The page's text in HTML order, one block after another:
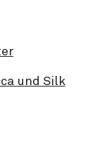
und Silk